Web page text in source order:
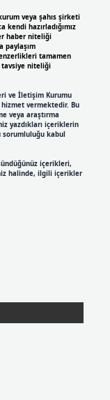
veya şahıs şirketi
kendi hazırladığımız
haber niteliği
paylaşım
tamamen
niteliği
ve İletişim Kurumu
hizmet vermektedir. Bu
veya araştırma
yazdıkları içeriklerin
kabul
içerikleri,
halinde, ilgili içerikler